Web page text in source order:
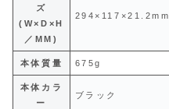
ズ
(W×D×H
／MM)
294×117×21.2mm
本体質量 675g
本体カラ
ー
ブラック